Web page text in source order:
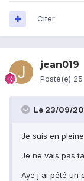
Citer
jean019
Posté(e)
Le 23/09/
Je suis en
Je ne vais pas
Aye j ai pété un